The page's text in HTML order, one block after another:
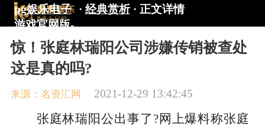
pg娱乐电子
游戏官网版-
pg电子游戏
入口
· 经典赏析 · 正文详情
惊！张庭林瑞阳公司涉嫌传销被查处
这是真的吗?
来源：名资汇网 2021-12-29 13:42:45
张庭林瑞阳公出事了?网上爆料称张庭